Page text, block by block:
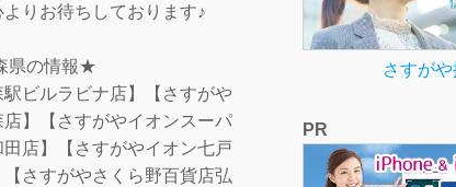
りお待ちしております♪
県の情報★
駅ビルラビナ店】【さすがや
】【さすがやイオンスーパ
店】【さすがやイオン七戸
さすがやさくら野百貨店弘
さすが
PR